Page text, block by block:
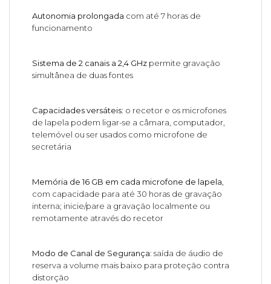
Autonomia prolongada com até 7 horas de
funcionamento
Sistema de 2 canais a 2,4 GHz permite gravação
simultânea de duas fontes
Capacidades versáteis: o recetor e os microfones
de lapela podem ligar-se a câmara, computador,
telemóvel ou ser usados como microfone de
secretária
Memória de 16 GB em cada microfone de lapela,
com capacidade para até 30 horas de gravação
interna; inicie/pare a gravação localmente ou
remotamente através do recetor
Modo de Canal de Segurança: saída de áudio de
reserva a volume mais baixo para proteção contra
distorção